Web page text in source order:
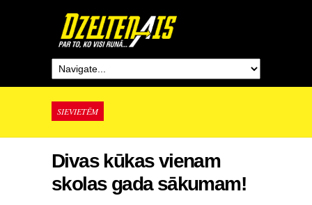
SIEVIETĒM
Divas kūkas vienam
skolas gada sākumam!